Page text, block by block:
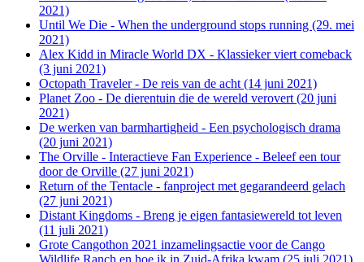
2021)
Until We Die - When the underground stops running (29. mei
2021)
Alex Kidd in Miracle World DX - Klassieker viert comeback
(3 juni 2021)
Octopath Traveler - De reis van de acht (14 juni 2021)
Planet Zoo - De dierentuin die de wereld verovert (20 juni
2021)
De werken van barmhartigheid - Een psychologisch drama
(20 juni 2021)
The Orville - Interactieve Fan Experience - Beleef een tour
door de Orville (27 juni 2021)
Return of the Tentacle - fanproject met gegarandeerd gelach
(27 juni 2021)
Distant Kingdoms - Breng je eigen fantasiewereld tot leven
(11 juli 2021)
Grote Cangothon 2021 inzamelingsactie voor de Cango
Wildlife Ranch en hoe ik in Zuid-Afrika kwam (25 juli 2021)